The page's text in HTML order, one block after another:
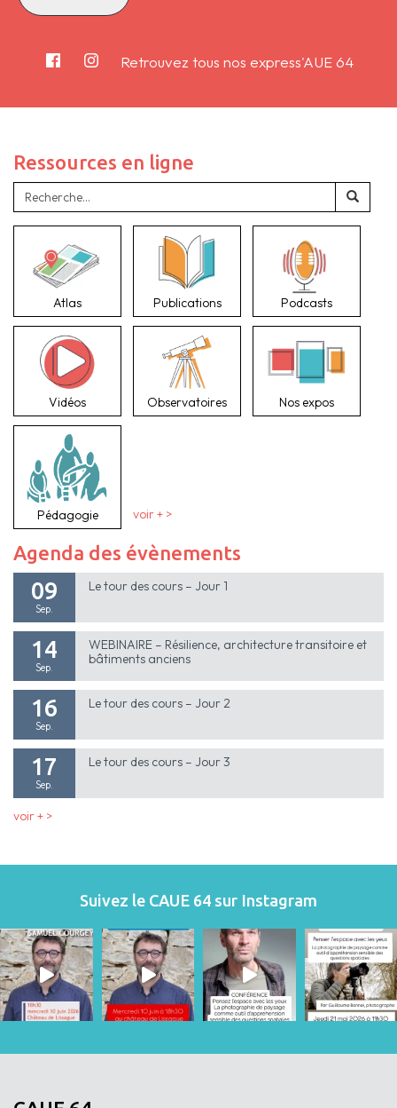
Retrouvez tous nos express'AUE 64
Ressources en ligne
Atlas Publications Podcasts
Vidéos Observatoires Nos expos
Pédagogie voir + >
Agenda des évènements
09
Sep.
Le tour des cours – Jour 1
14
Sep.
WEBINAIRE – Résilience, architecture transitoire et
bâtiments anciens
16
Sep.
Le tour des cours – Jour 2
17
Sep.
Le tour des cours – Jour 3
voir + >
Suivez le CAUE 64 sur Instagram